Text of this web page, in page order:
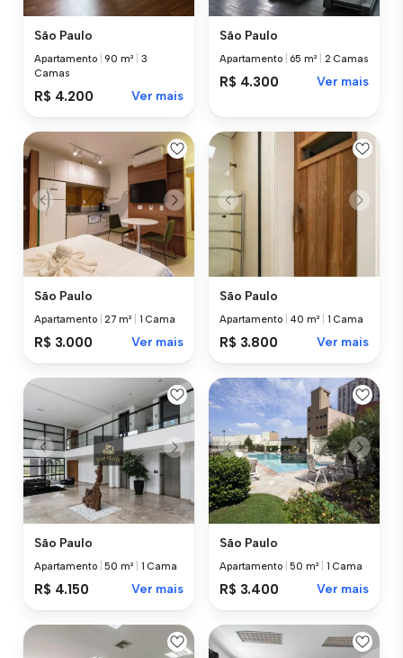
São Paulo
Apartamento |90 m²
3
Camas
R$ 4.200 Ver mais
São Paulo
Apartamento 65 m² 2 Camas
R$ 4.300 Ver mais
São Paulo
Apartamento |27 m² 1 Cama
R$ 3.000 Ver mais
São Paulo
Apartamento 40 m² 1 Cama
R$ 3.800 Ver mais
São Paulo
Apartamento |50 m² 1 Cama
R$ 4.150 Ver mais
São Paulo
Apartamento |50 m² 1 Cama
R$ 3.400 Ver mais